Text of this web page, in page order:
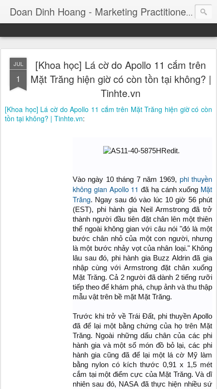
Doan Dinh Hoang - Marketing Practitioner
JUL
1
[Khoa học] Lá cờ do Apollo 11 cắm trên
Mặt Trăng hiện giờ có còn tồn tại không? |
Tinhte.vn
[Khoa học] Lá cờ do Apollo 11 cắm trên Mặt Trăng hiện giờ có còn
tồn tại không? | Tinhte.vn:
Vào ngày 10 tháng 7 năm 1969, phi thuyền
không gian Apollo 11 đã hạ cánh xuống Mặt
Trăng. Ngay sau đó vào lúc 10 giờ 56 phút
(EST), phi hành gia Neil Armstrong đã trở
thành người đầu tiên đặt chân lên một thiên
thể ngoài không gian với câu nói "đó là một
bước chân nhỏ của một con người, nhưng
là một bước nhảy vọt của nhân loại." Không
lâu sau đó, phi hành gia Buzz Aldrin đã gia
nhập cùng với Armstrong đặt chân xuống
Mặt Trăng. Cả 2 người đã dành 2 tiếng rưỡi
tiếp theo để khám phá, chụp ảnh và thu thập
mẫu vật trên bề mặt Mặt Trăng.
Trước khi trở về Trái Đất, phi thuyền Apollo
đã để lại một bằng chứng của họ trên Mặt
Trăng. Ngoài những dấu chân của các phi
hành gia và một số món đồ bỏ lại, các phi
hành gia cũng đã để lại một lá cờ Mỹ làm
bằng nylon có kích thước 0,91 x 1,5 mét
cắm tại một điểm cực của Mặt Trăng. Và dĩ
nhiên sau đó, NASA đã thực hiện nhiều sứ